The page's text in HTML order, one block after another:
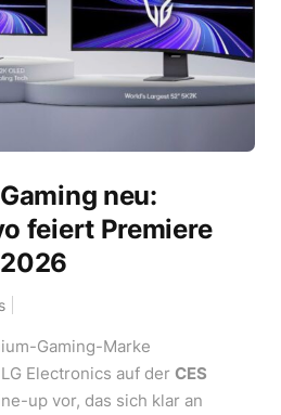
neu:
feiert Premiere
Gaming-Marke
Electronics auf der CES
up vor, das sich klar an